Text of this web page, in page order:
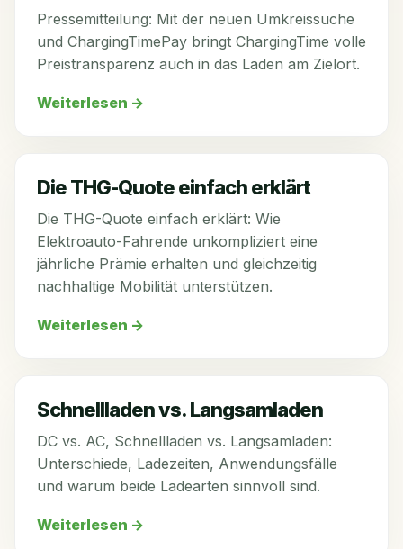
Pressemitteilung: Mit der neuen Umkreissuche
und ChargingTimePay bringt ChargingTime volle
Preistransparenz auch in das Laden am Zielort.
Weiterlesen →
Die THG-Quote einfach erklärt
Die THG-Quote einfach erklärt: Wie
Elektroauto-Fahrende unkompliziert eine
jährliche Prämie erhalten und gleichzeitig
nachhaltige Mobilität unterstützen.
Weiterlesen →
Schnellladen vs. Langsamladen
DC vs. AC, Schnellladen vs. Langsamladen:
Unterschiede, Ladezeiten, Anwendungsfälle
und warum beide Ladearten sinnvoll sind.
Weiterlesen →